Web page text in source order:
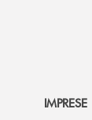
IMPRESE